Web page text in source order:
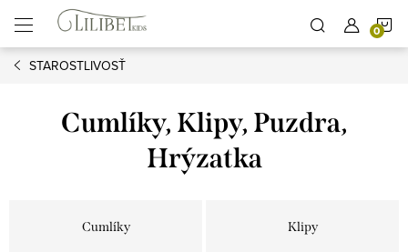
obsah
STAROSTLIVOSŤ
Cumlíky, Klipy, Puzdra,
Hrýzatka
Cumlíky Klipy